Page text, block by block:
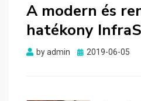
A modern és
hatékony
byadmin
Posted
2019-06-05